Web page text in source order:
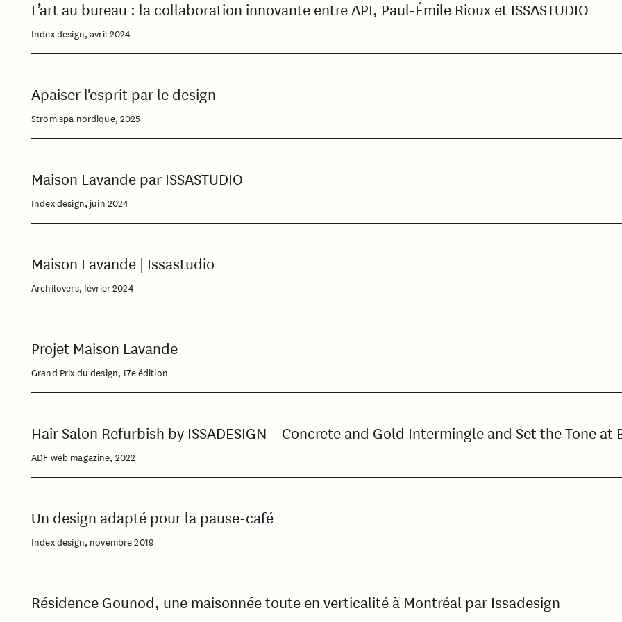
L’art au bureau : la collaboration innovante entre API, Paul-Émile Rioux et ISSASTUDIO
Index design, avril 2024
Apaiser l'esprit par le design
Strom spa nordique, 2025
Maison Lavande par ISSASTUDIO
Index design, juin 2024
Maison Lavande | Issastudio
Archilovers, février 2024
Projet Maison Lavande
Grand Prix du design, 17e édition
Hair Salon Refurbish by ISSADESIGN – Concrete and Gold Intermingle and Set the Tone at
ADF web magazine, 2022
Un design adapté pour la pause-café
Index design, novembre 2019
Résidence Gounod, une maisonnée toute en verticalité à Montréal par Issadesign